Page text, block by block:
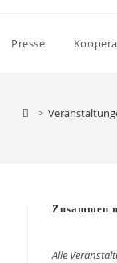
Presse
>
Zusammen
Alle